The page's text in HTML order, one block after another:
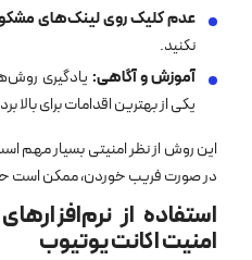
عدم کلیک روی لینک‌های
نکنید.
آموزش و آگاهی:یادگیری
یکی از بهترین اقدامات برای
این روش از نظر امنیتی بسیار مهم
در صورت فریب خوردن، ممکن
استفاده از
امنیت اکانت یوتیوب